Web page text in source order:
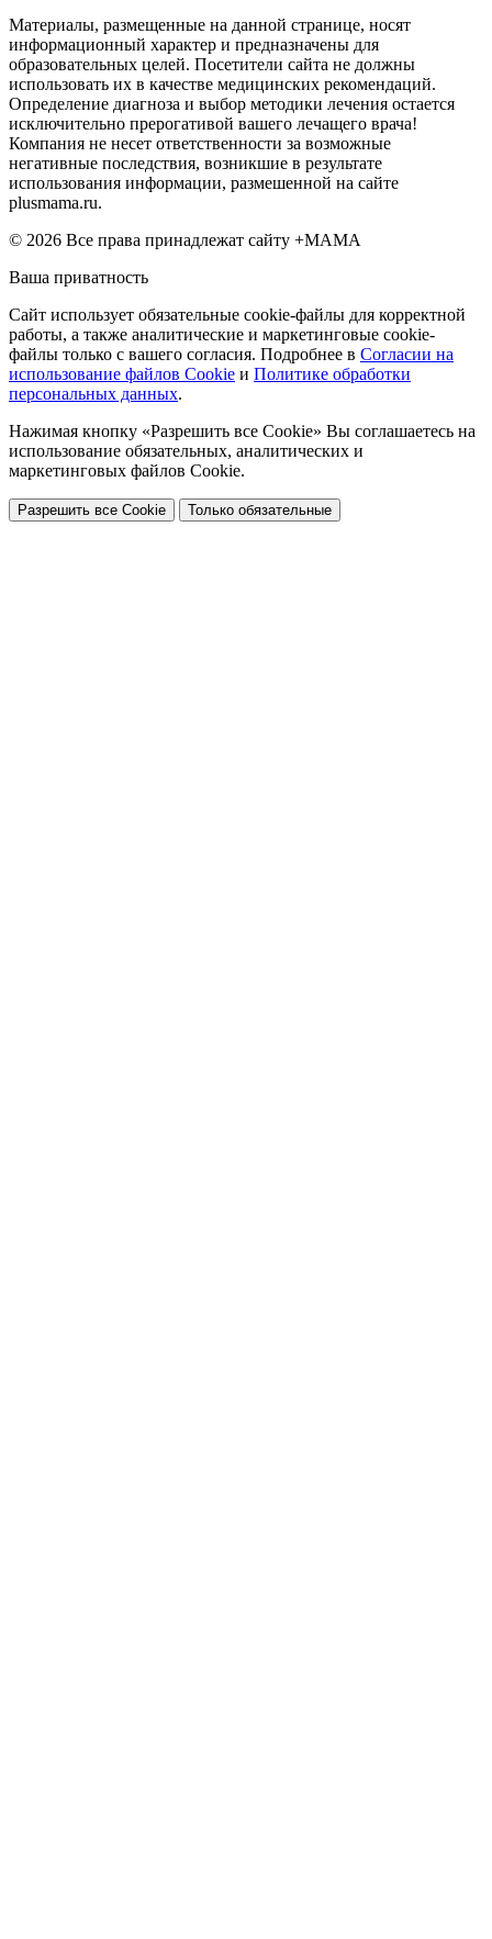
Материалы, размещенные на данной странице, носят
информационный характер и предназначены для
образовательных целей. Посетители сайта не должны
использовать их в качестве медицинских рекомендаций.
Определение диагноза и выбор методики лечения остается
исключительно прерогативой вашего лечащего врача!
Компания не несет ответственности за возможные
негативные последствия, возникшие в результате
использования информации, размешенной на сайте
plusmama.ru.
© 2026 Все права принадлежат сайту +МАМА
Ваша приватность
Сайт использует обязательные cookie-файлы для корректной
работы, а также аналитические и маркетинговые cookie-
файлы только с вашего согласия. Подробнее в Согласии на
использование файлов Cookie и Политике обработки
персональных данных.
Нажимая кнопку «Разрешить все Cookie» Вы соглашаетесь на
использование обязательных, аналитических и
маркетинговых файлов Cookie.
Разрешить все Cookie Только обязательные